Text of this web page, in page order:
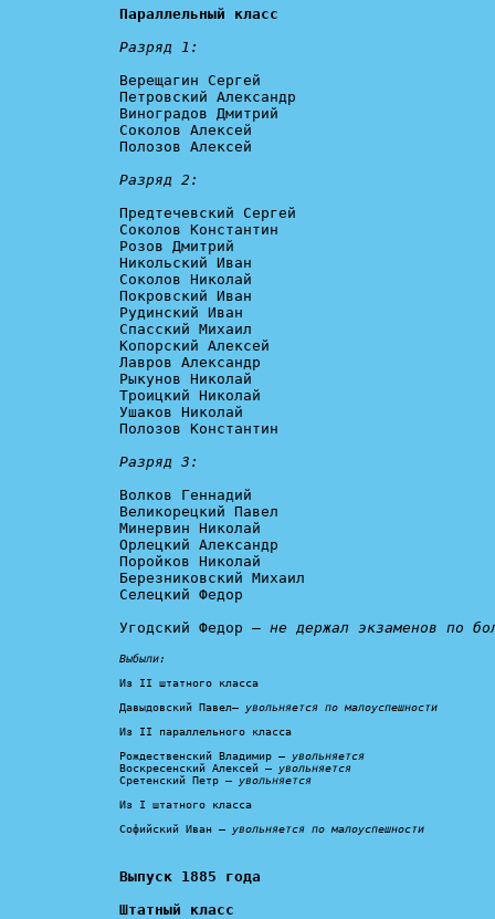
Параллельный класс
Разряд 1:
Верещагин Сергей
Петровский Александр
Виноградов Дмитрий
Соколов Алексей
Полозов Алексей
Разряд 2:
Предтечевский Сергей
Соколов Константин
Розов Дмитрий
Никольский Иван
Соколов Николай
Покровский Иван
Рудинский Иван
Спасский Михаил
Копорский Алексей
Лавров Александр
Рыкунов Николай
Троицкий Николай
Ушаков Николай
Полозов Константин
Разряд 3:
Волков Геннадий
Великорецкий Павел
Минервин Николай
Орлецкий Александр
Поройков Николай
Березниковский Михаил
Селецкий Федор
Угодский Федор — не держал экзаменов по
Выбыли:
Из II штатного класса
Давыдовский Павел— увольняется по малоуспешности
Из II параллельного класса
Рождественский Владимир — увольняется
Воскресенский Алексей — увольняется
Сретенский Петр — увольняется
Из I штатного класса
Софийский Иван — увольняется по малоуспешности
Выпуск 1885 года
Штатный класс